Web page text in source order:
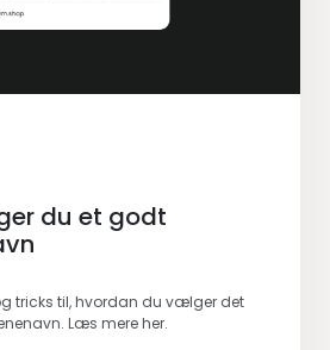
du et godt
tricks til, hvordan du vælger det
Læs mere her.